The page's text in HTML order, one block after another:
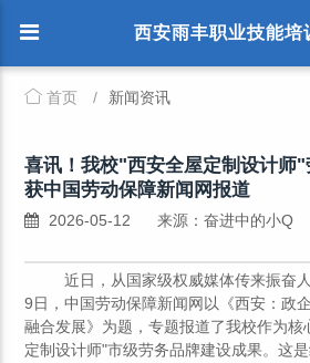
西安雨丰职业技能培
首页 / 新闻资讯
喜讯！我校"西安全屋定制设计师
获中国劳动保障新闻网报道
2026-05-12 来源：奋进中的小Q
近日，从国家级权威媒体传来振奋人
9日，中国劳动保障新闻网以《西安：政
融合发展》为题，专题报道了我校作为核
定制设计师"市级劳务品牌建设成果。这